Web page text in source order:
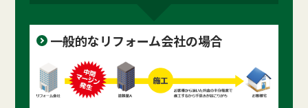
一般的なリフォーム会社の場合